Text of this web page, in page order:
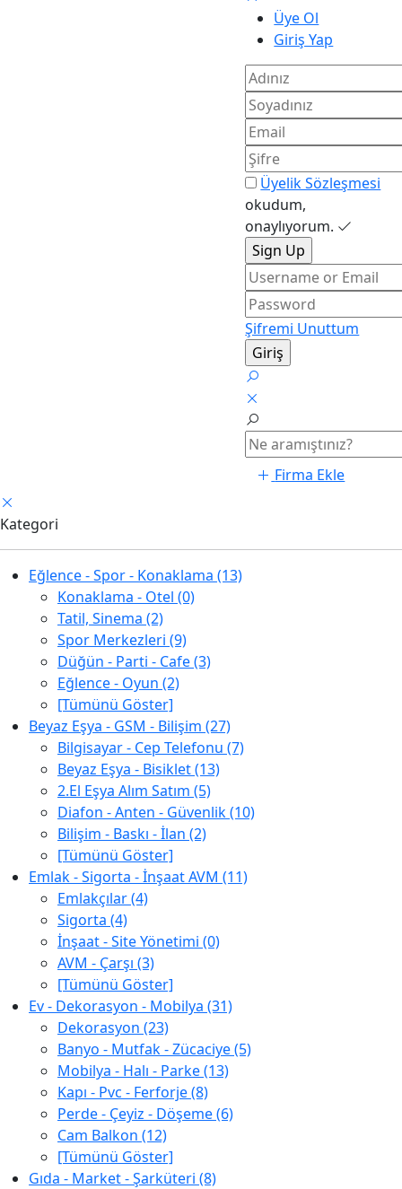
Üye Ol
Giriş Yap
Üyelik Sözleşmesi
okudum,
onaylıyorum.
Şifremi Unuttum
Firma Ekle
Kategori
Eğlence - Spor - Konaklama (13)
Konaklama - Otel (0)
Tatil, Sinema (2)
Spor Merkezleri (9)
Düğün - Parti - Cafe (3)
Eğlence - Oyun (2)
[Tümünü Göster]
Beyaz Eşya - GSM - Bilişim (27)
Bilgisayar - Cep Telefonu (7)
Beyaz Eşya - Bisiklet (13)
2.El Eşya Alım Satım (5)
Diafon - Anten - Güvenlik (10)
Bilişim - Baskı - İlan (2)
[Tümünü Göster]
Emlak - Sigorta - İnşaat AVM (11)
Emlakçılar (4)
Sigorta (4)
İnşaat - Site Yönetimi (0)
AVM - Çarşı (3)
[Tümünü Göster]
Ev - Dekorasyon - Mobilya (31)
Dekorasyon (23)
Banyo - Mutfak - Zücaciye (5)
Mobilya - Halı - Parke (13)
Kapı - Pvc - Ferforje (8)
Perde - Çeyiz - Döşeme (6)
Cam Balkon (12)
[Tümünü Göster]
Gıda - Market - Şarküteri (8)